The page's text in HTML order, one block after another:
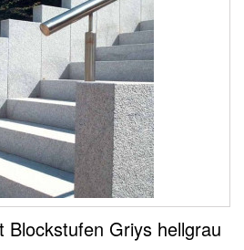
Blockstufen Griys hellgrau